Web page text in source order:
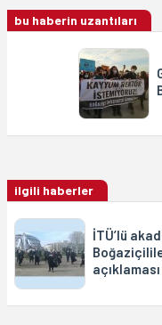
bu haberin uzantıları
ilgili haberler
İTÜ’lü
açıklaması